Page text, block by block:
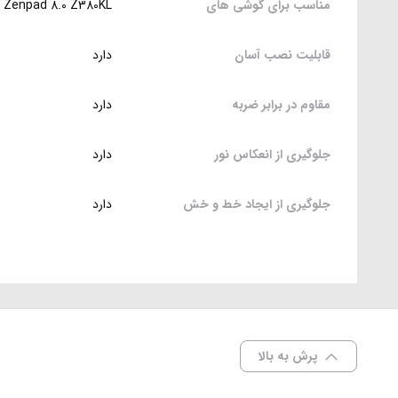
مناسب برای گوشی های 8.0 Z380KL
قابلیت نصب آسان دارد
مقاوم در برابر ضربه دارد
جلوگیری از انعکاس نور دارد
جلوگیری از ایجاد خط و خش دارد
پرش به بالا